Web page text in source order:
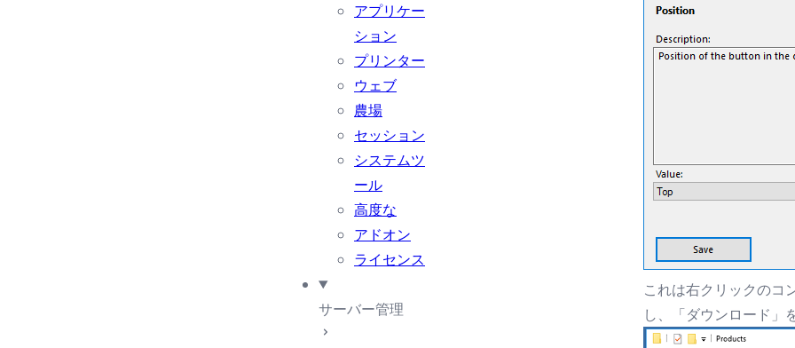
アプリケー
ション
プリンター
ウェブ
農場
セッション
システムツ
ール
高度な
アドオン
ライセンス
サーバー管理
これは右クリックのコ
し、「ダウンロード」